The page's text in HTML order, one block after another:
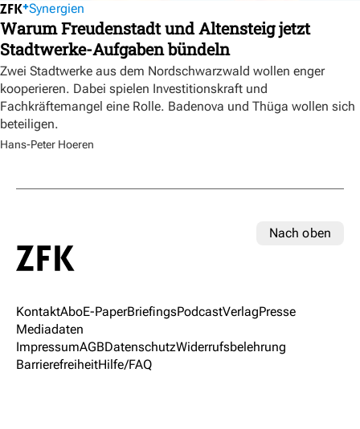
Synergien
Warum Freudenstadt und Altensteig jetzt
Stadtwerke-Aufgaben bündeln
Zwei Stadtwerke aus dem Nordschwarzwald wollen enger
kooperieren. Dabei spielen Investitionskraft und
Fachkräftemangel eine Rolle. Badenova und Thüga wollen sich
beteiligen.
Hans-Peter Hoeren
Nach oben
KontaktAboE-PaperBriefingsPodcastVerlagPresse
Mediadaten
ImpressumAGBDatenschutzWiderrufsbelehrung
BarrierefreiheitHilfe/FAQ